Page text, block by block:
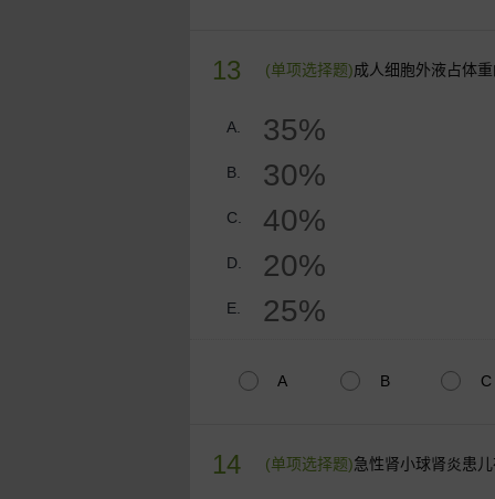
13 (单项选择题)成人细胞外液占体
A. 35%
B. 30%
C. 40%
D. 20%
E. 25%
A B C
14 (单项选择题)急性肾小球肾炎患